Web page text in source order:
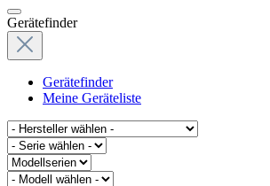
Gerätefinder
Gerätefinder
Meine Geräteliste